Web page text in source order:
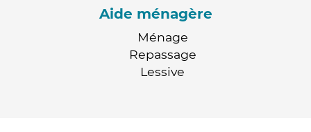
Aide ménagère
Ménage
Repassage
Lessive